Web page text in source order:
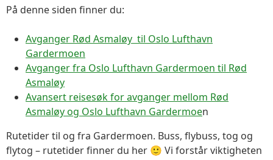
På denne siden finner du:
Avganger Rød Asmaløy til Oslo Lufthavn
Gardermoen
Avganger fra Oslo Lufthavn Gardermoen til Rød
Asmaløy
Avansert reisesøk for avganger mellom Rød
Asmaløy og Oslo Lufthavn Gardermoen
Rutetider til og fra Gardermoen. Buss, flybuss, tog og
flytog – rutetider finner du her 🙂 Vi forstår viktigheten